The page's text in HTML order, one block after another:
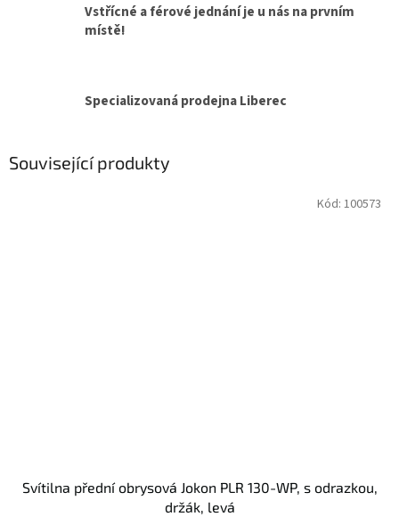
Vstřícné a férové jednání je u nás na prvním
místě!
Specializovaná prodejna Liberec
Související produkty
Svítilna přední obrysová Jokon PLR 130-WP, s odrazkou,
držák, levá
Kód: 100573